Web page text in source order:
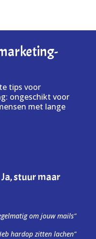
tips voor
ongeschikt voor
met lange
om jouw mails"
hardop zitten lachen"